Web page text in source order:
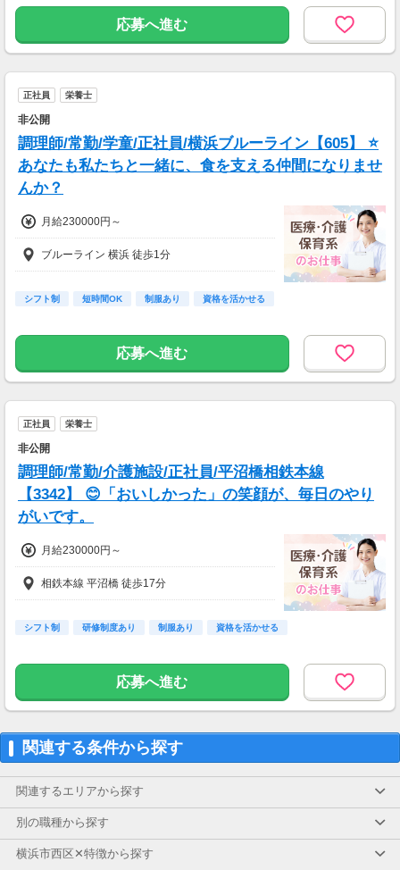
応募へ進む
正社員 栄養士
非公開
調理師/常勤/学童/正社員/横浜ブルーライン【605】 ⭐
あなたも私たちと一緒に、食を支える仲間になりませ
んか？
月給230000円～
ブルーライン 横浜 徒歩1分
シフト制 短時間OK 制服あり 資格を活かせる
応募へ進む
正社員 栄養士
非公開
調理師/常勤/介護施設/正社員/平沼橋相鉄本線
【3342】 😊「おいしかった」の笑顔が、毎日のやり
がいです。
月給230000円～
相鉄本線 平沼橋 徒歩17分
シフト制 研修制度あり 制服あり 資格を活かせる
応募へ進む
関連する条件から探す
関連するエリアから探す
別の職種から探す
横浜市西区✕特徴から探す